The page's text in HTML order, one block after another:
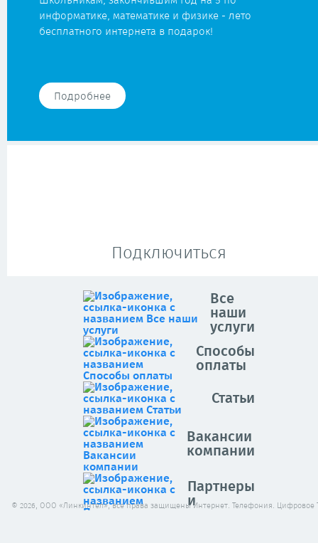
информатике, математике и физике - лето
бесплатного интернета в подарок!
Подробнее
Подключиться
Все
наши
услуги
Способы
оплаты
Статьи
Вакансии
компании
Партнеры
и
© 2026, ООО «Линкинтел», все права защищены Интернет. Телефония. Цифровое